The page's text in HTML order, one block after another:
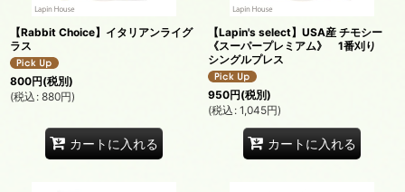
【Rabbit Choice】イタリアンライグ
ラス
800円(税別)
(税込 : 880円)
カートに入れる
【Lapin's select】USA産 チモシー
《スーパープレミアム》 1番刈り
シングルプレス
950円(税別)
(税込 : 1,045円)
カートに入れる